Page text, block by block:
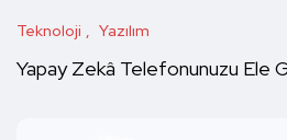
Teknoloji Yazılım
Yapay Zekâ Telefonunuzu Ele